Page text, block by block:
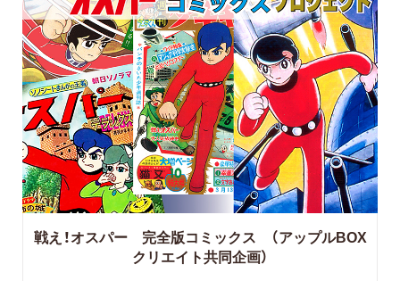
戦え！オスパー 完全版コミックス （アップルBOX
クリエイト共同企画）